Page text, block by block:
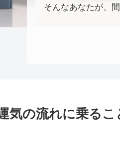
そんなあなたが、
気の流れに乗る